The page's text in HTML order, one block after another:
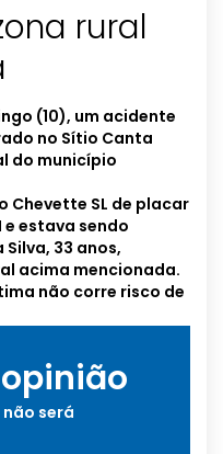
rural
(10), um acidente
no Sítio Canta
do município
Chevette SL de placar
e estava sendo
33 anos,
acima mencionada.
não corre risco de
será